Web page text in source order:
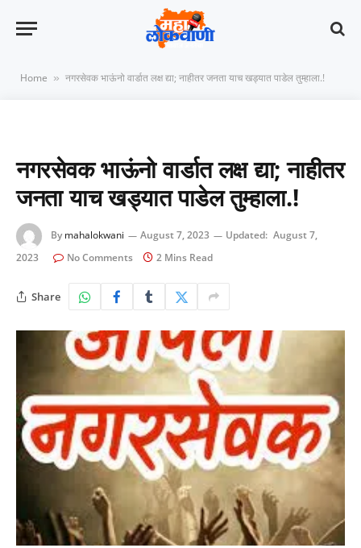
Home » नगरसेवक भाऊंनो वार्डात लक्ष द्या; नाहीतर जनता याच खड्यात पाडेल तुम्हाला.!
नगरसेवक भाऊंनो वार्डात लक्ष द्या; नाहीतर
जनता याच खड्यात पाडेल तुम्हाला.!
By mahalokwani August 7, 2023 Updated: August 7,
2023
No Comments 2 Mins Read
Share